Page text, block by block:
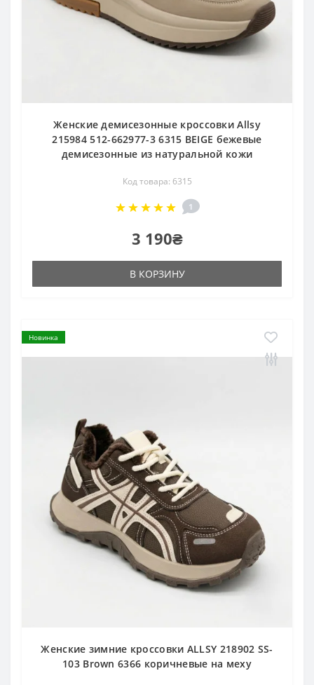
Женские демисезонные кроссовки Allsy
215984 512-662977-3 6315 BEIGE бежевые
демисезонные из натуральной кожи
Код товара: 6315
1
3 190₴
В КОРЗИНУ
Новинка
Женские зимние кроссовки ALLSY 218902 SS-
103 Brown 6366 коричневые на меху